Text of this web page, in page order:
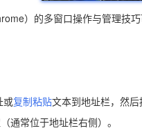
）的多窗口操作与管理技
或复制粘贴文本到地址栏，然后
通常位于地址栏右侧）。